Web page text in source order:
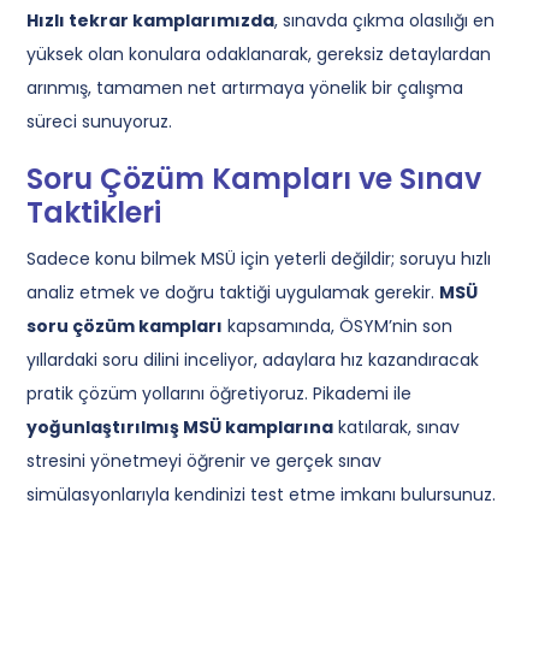
5. Sınıflar 6. Sınıflar
7. Sınıflar 8. Sınıflar / LGS
11. Sınıflar
Eğitmen Kadromuz Ücretsiz Kaynaklar
Katılımcı Görüşleri Blog
Sıkça Sorulan Sorular Hakkımızda
İletisim
Hızlı tekrar kamplarımızda, sınavda çıkma olasılığı en
yüksek olan konulara odaklanarak, gereksiz detaylardan
arınmış, tamamen net artırmaya yönelik bir çalışma
süreci sunuyoruz.
Soru Çözüm Kampları ve Sınav
Taktikleri
Sadece konu bilmek MSÜ için yeterli değildir; soruyu hızlı
analiz etmek ve doğru taktiği uygulamak gerekir. MSÜ
soru çözüm kampları kapsamında, ÖSYM’nin son
yıllardaki soru dilini inceliyor, adaylara hız kazandıracak
pratik çözüm yollarını öğretiyoruz. Pikademi ile
yoğunlaştırılmış MSÜ kamplarına katılarak, sınav
stresini yönetmeyi öğrenir ve gerçek sınav
simülasyonlarıyla kendinizi test etme imkanı bulursunuz.